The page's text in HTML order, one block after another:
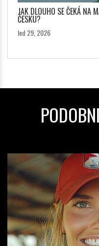
JAK DLOUHO SE ČEKÁ NA
ČESKU?
led 29, 2026